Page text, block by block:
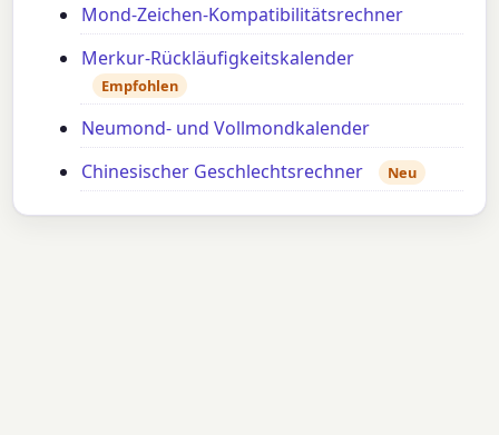
Mond-Zeichen-Kompatibilitätsrechner
Merkur-Rückläufigkeitskalender
Empfohlen
Neumond- und Vollmondkalender
Chinesischer Geschlechtsrechner
Neu